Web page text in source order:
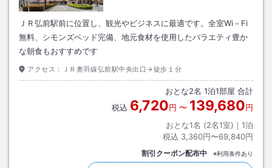
ＪＲ弘前駅前に位置し、観光やビジネスに最適です。全室Wi－Fi
無料、シモンズベッド完備、地元食材を使用したバラエティ豊か
な朝食もおすすめです
アクセス： ＪＲ奥羽線弘前駅中央出口→徒歩１分
おとな2名 1泊1部屋 合計
税込 6,720円 〜 139,680円
おとな1名 (2名1室)｜ 1泊
税込 3,360円〜69,840円
割引クーポン配布中 ※利用条件あり